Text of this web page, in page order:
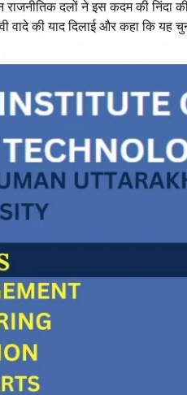
राजनीतिक दलों ने इस कदम की निंदा
की याद दिलाई और कहा कि यह